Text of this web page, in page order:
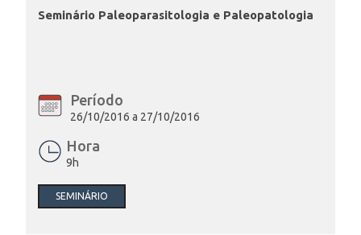
Seminário Paleoparasitologia e Paleopatologia
Período
26/10/2016 a 27/10/2016
Hora
9h
SEMINÁRIO